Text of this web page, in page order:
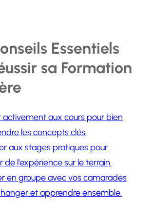
Essentiels
sa Formation
activement aux cours pour bien
les concepts clés.
aux stages pratiques pour
de l’expérience sur le terrain.
en groupe avec vos camarades
et apprendre ensemble.